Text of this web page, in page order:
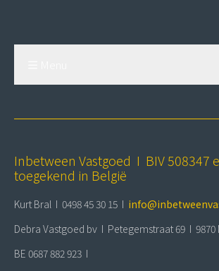
Inbetween Vastgoed I BIV 508347
toegekend in België
Kurt Bral I 0498 45 30 15 I
Debra Vastgoed bv I Petegemstraat 69 I
BE 0687 882 923 I